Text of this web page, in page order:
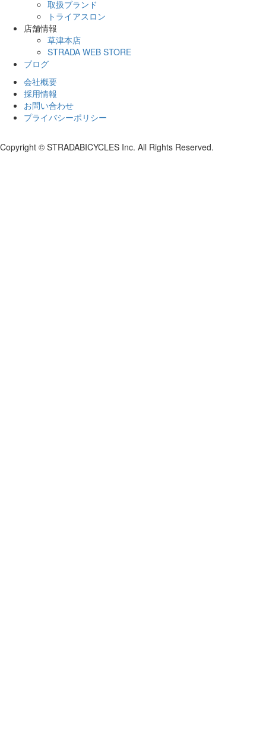
取扱ブランド
トライアスロン
店舗情報
草津本店
STRADA WEB STORE
ブログ
会社概要
採用情報
お問い合わせ
プライバシーポリシー
Copyright © STRADABICYCLES Inc. All Rights Reserved.